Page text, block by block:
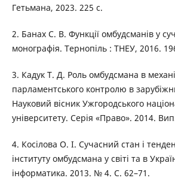
Гетьмана, 2023. 225 с.
2. Банах С. В. Функції омбудсманів у
монографія. Тернопіль : ТНЕУ, 2016.
3. Кадук Т. Д. Роль омбудсмана в
парламентського контролю в
Науковий вісник Ужгородського
університету. Серія «Право». 2014.
4. Косілова О. І. Сучасний стан і
інституту омбудсмана у світі та в
інформатика. 2013. № 4. С. 62–71.